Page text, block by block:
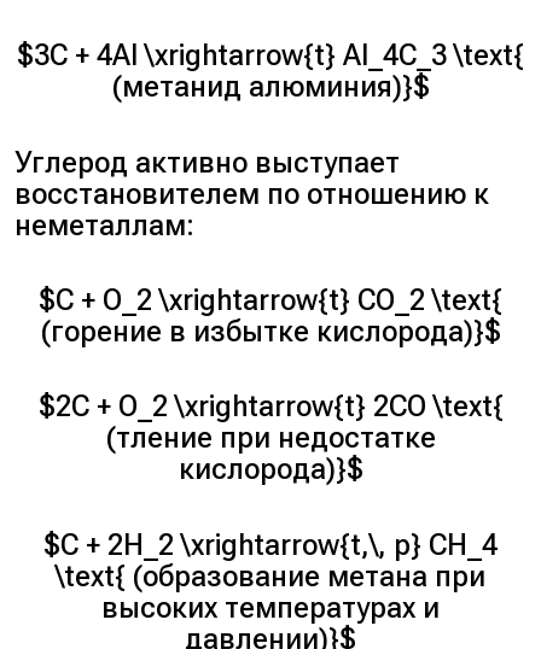
$3C + 4Al \xrightarrow{t} Al_4C_3 \text{
(метанид алюминия)}$
Углерод активно выступает
восстановителем по отношению к
неметаллам:
$C + O_2 \xrightarrow{t} CO_2 \text{
(горение в избытке кислорода)}$
$2C + O_2 \xrightarrow{t} 2CO \text{
(тление при недостатке
кислорода)}$
$C + 2H_2 \xrightarrow{t,\, p} CH_4
\text{ (образование метана при
высоких температурах и
давлении)}$